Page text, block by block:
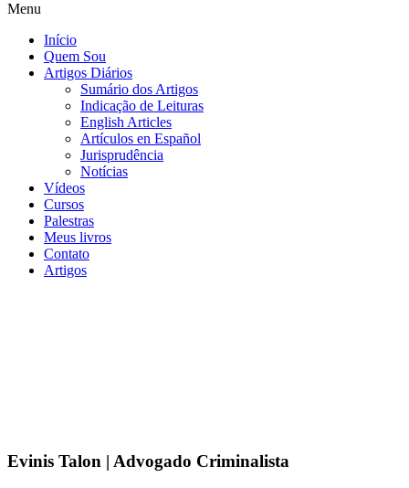
Menu
Início
Quem Sou
Artigos Diários
Sumário dos Artigos
Indicação de Leituras
English Articles
Artículos en Español
Jurisprudência
Notícias
Vídeos
Cursos
Palestras
Meus livros
Contato
Artigos
Evinis Talon | Advogado Criminalista